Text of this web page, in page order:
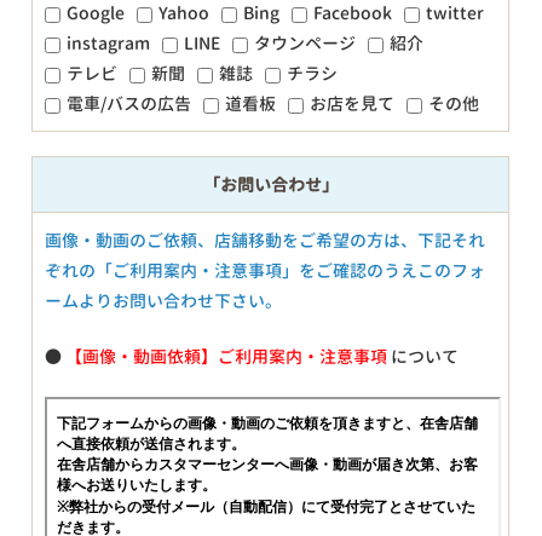
Google Yahoo Bing Facebook
twitter
instagram
LINE タウンページ
紹介
テレビ
新聞 雑誌
チラシ
電車/バスの広告
道看板 お店を見て その他
「お問い合わせ」
画像・動画のご依頼、店舗移動をご希望の方は、下記それ
ぞれの「ご利用案内・注意事項」をご確認のうえこのフォ
ームよりお問い合わせ下さい。
● 【画像・動画依頼】ご利用案内・注意事項 について